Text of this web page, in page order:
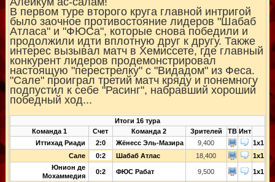
В первом туре второго круга главной интригой
было заочное противостояние лидеров "Шабаб
Атласа" и "ФЮСа", которые снова победили и
продолжили идти вплотную друг к другу. Также
интерес вызывал матч в Хемиссете, где главный
конкурент лидеров продемонстрировал
настоящую "перестрелку" с "Видадом" из Феса.
"Сале" проиграл третий матч кряду и понемногу
подпустил к себе "Расинг", набравший хороший
победный ход...
Итоги 16 тура
Команда 1
Счет Команда 2 Зрителей ТВ Инт
Иттихад Риади
2:0 Жёнесс Эль-Мазира 9,400
1x1
Сале
0:2 Шабаб Атлас 18,400
1x1
Юнион де
Мохаммедия
0:2 ФЮС Рабат 9,500 1x1